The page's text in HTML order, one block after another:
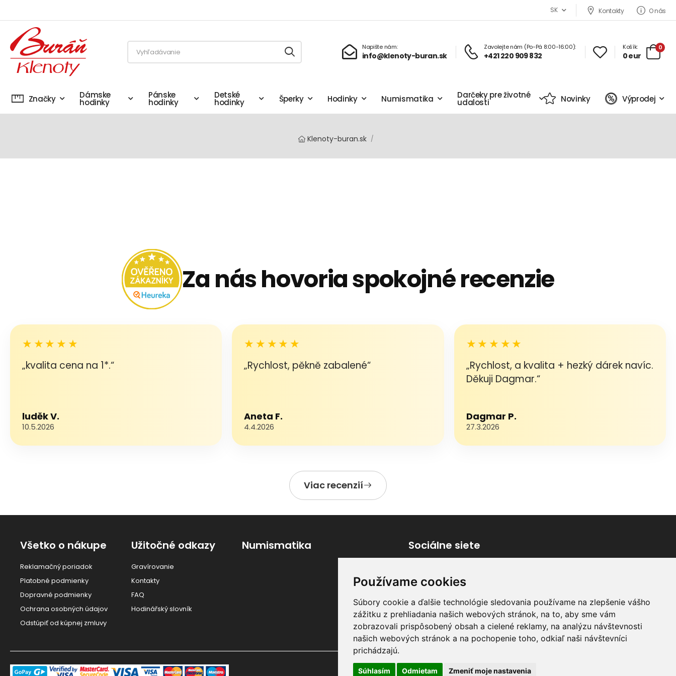
Používame cookies
Súbory cookie a ďalšie technológie sledovania používame na zlepšenie vášho
zážitku z prehliadania našich webových stránok, na to, aby sme vám
zobrazovali prispôsobený obsah a cielené reklamy, na analýzu návštevnosti
našich webových stránok a na pochopenie toho, odkiaľ naši návštevníci
prichádzajú.
Súhlasím Odmietam Zmeniť moje nastavenia
SK Kontakty O nás
Napište nám:
info@klenoty-buran.sk
Zavolejte nám (Po-Pá 8:00-16:00):
+421 220 909 832
Košík:
0 eur
0
Značky Dámske
hodinky
Pánske
hodinky
Detské
hodinky Šperky Hodinky Numismatika Darčeky pre životné
udalosti Novinky Výprodej
Klenoty-buran.sk /
Za nás hovoria spokojné recenzie
★★★★★
„kvalita cena na 1*.“
luděk V.
10.5.2026
★★★★★
„Rychlost, pěkně zabalené“
Aneta F.
4.4.2026
★★★★★
„Rychlost, a kvalita + hezký dárek navíc.
Děkuji Dagmar.“
Dagmar P.
27.3.2026
Viac recenzií
Všetko o nákupe
Reklamačný poriadok
Platobné podmienky
Dopravné podmienky
Ochrana osobných údajov
Odstúpiť od kúpnej zmluvy
Užitočné odkazy
Gravírovanie
Kontakty
FAQ
Hodinářský slovník
Numismatika Sociálne siete
Všetky práva vyhradené © Klenoty-Buran.sk, 2016 - 2024 | Systém & Design: